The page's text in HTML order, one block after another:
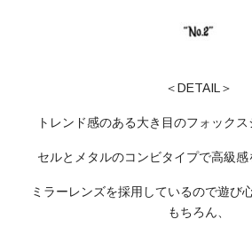
＜DETAIL＞
トレンド感のある大き目のフォックス
セルとメタルのコンビタイプで高級感
ミラーレンズを採用しているので遊び
もちろん、